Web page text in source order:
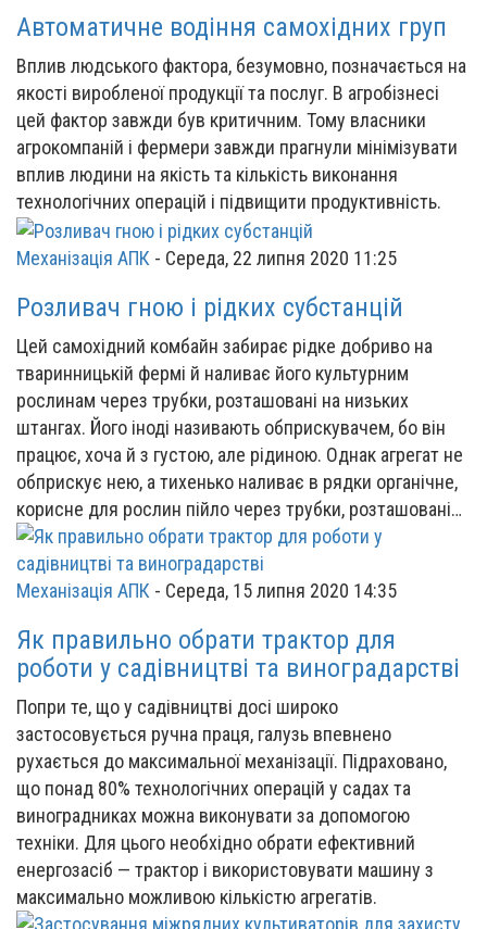
Автоматичне водіння самохідних груп
Вплив людського фактора, безумовно, позначається на
якості виробленої продукції та послуг. В агробізнесі
цей фактор завжди був критичним. Тому власники
агрокомпаній і фермери завжди прагнули мінімізувати
вплив людини на якість та кількість виконання
технологічних операцій і підвищити продуктивність.
Механізація АПК - Середа, 22 липня 2020 11:25
Розливач гною і рідких субстанцій
Цей самохідний комбайн забирає рідке добриво на
тваринницькій фермі й наливає його культурним
рослинам через трубки, розташовані на низьких
штангах. Його іноді називають обприскувачем, бо він
працює, хоча й з густою, але рідиною. Однак агрегат не
обприскує нею, а тихенько наливає в рядки органічне,
корисне для рослин пійло через трубки, розташовані…
Механізація АПК - Середа, 15 липня 2020 14:35
Як правильно обрати трактор для
роботи у садівництві та виноградарстві
Попри те, що у садівництві досі широко
застосовується ручна праця, галузь впевнено
рухається до максимальної механізації. Підраховано,
що понад 80% технологічних операцій у садах та
виноградниках можна виконувати за допомогою
техніки. Для цього необхідно обрати ефективний
енергозасіб — трактор і використовувати машину з
максимально можливою кількістю агрегатів.